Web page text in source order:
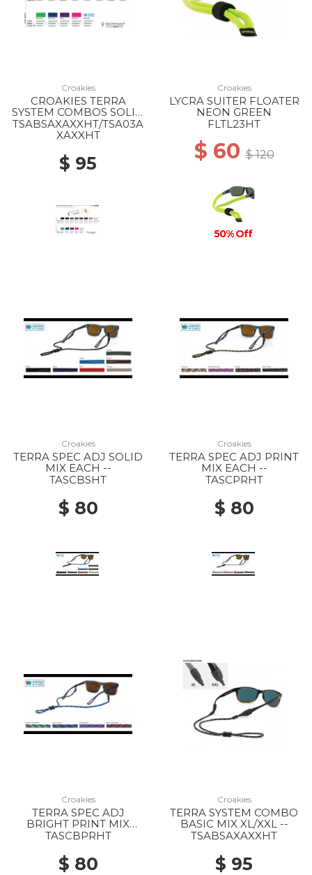
Croakies
CROAKIES TERRA
SYSTEM COMBOS SOLID
MIX
TSABSAXAXXHT/TSA03A
XAXXHT
$ 95
Croakies
LYCRA SUITER FLOATER
NEON GREEN
FLTL23HT
$ 60$ 120
50% Off
Croakies
TERRA SPEC ADJ SOLID
MIX EACH --
TASCBSHT
$ 80
Croakies
TERRA SPEC ADJ PRINT
MIX EACH --
TASCPRHT
$ 80
Croakies
TERRA SPEC ADJ
BRIGHT PRINT MIX
EACH --
TASCBPRHT
$ 80
Croakies
TERRA SYSTEM COMBO
BASIC MIX XL/XXL --
TSABSAXAXXHT
$ 95